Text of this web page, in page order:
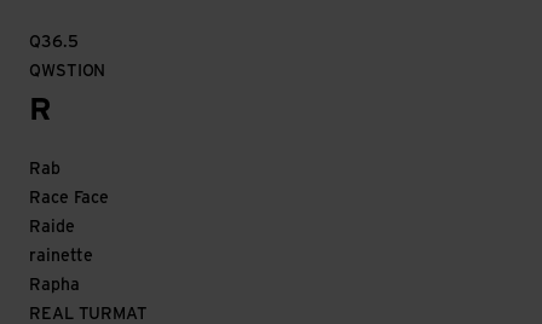
Q36.5
QWSTION
R
Rab
Race Face
Raide
rainette
Rapha
REAL TURMAT